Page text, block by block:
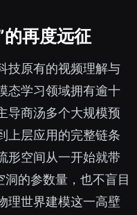
的再度远征
技原有的视频理解与
态学习领域拥有逾十
导商汤多个大规模预
上层应用的完整链条
形空间从一开始就带
洞的参数量，也不盲目
理世界建模这一高壁